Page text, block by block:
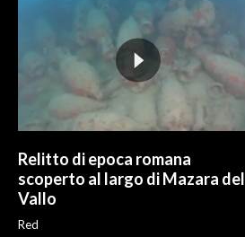
Relitto di epoca romana
scoperto al largo di Mazara del
Vallo
Red